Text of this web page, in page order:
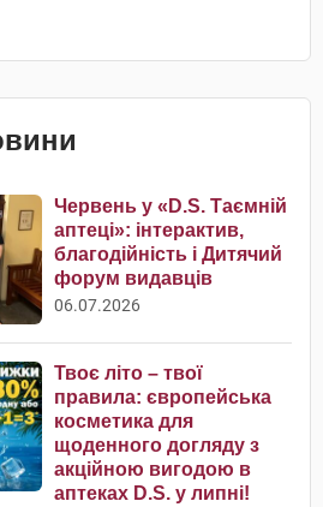
Червень у «D.S. Таємній
аптеці»: інтерактив,
благодійність і Дитячий
форум видавців
06.07.2026
Твоє літо – твої
правила: європейська
косметика для
щоденного догляду з
акційною вигодою в
аптеках D.S. у липні!